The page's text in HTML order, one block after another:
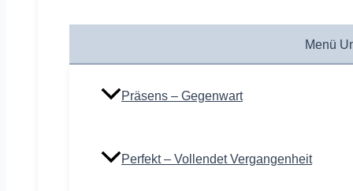
Menü
Präsens – Gegenwart
Perfekt – Vollendet Vergangenheit